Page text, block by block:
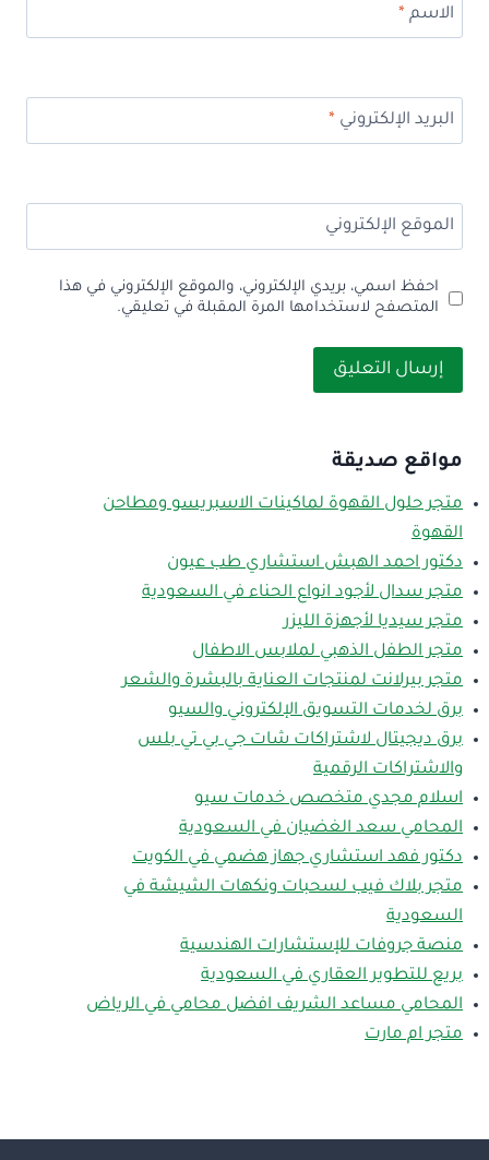
الاسم*
البريد الإلكتروني*
الموقع الإلكتروني
احفظ اسمي، بريدي الإلكتروني، والموقع الإلكتروني في هذا
المتصفح لاستخدامها المرة المقبلة في تعليقي.
مواقع صديقة
متجر حلول القهوة لماكينات الاسبريسو ومطاحن
القهوة
دكتور احمد الهبش استشاري طب عيون
متجر سدال لأجود انواع الحناء في السعودية
متجر سيديا لأجهزة الليزر
متجر الطفل الذهبي لملابس الاطفال
متجر بيرلانت لمنتجات العناية بالبشرة والشعر
برق لخدمات التسويق الإلكتروني والسيو
برق ديجيتال لاشتراكات شات جي بي تي بلس
والاشتراكات الرقمية
اسلام مجدي متخصص خدمات سيو
المحامي سعد الغضيان في السعودية
دكتور فهد استشاري جهاز هضمي في الكويت
متجر بلاك فيب لسحبات ونكهات الشيشة في
السعودية
منصة جروفات للإستشارات الهندسية
بريع للتطوير العقاري في السعودية
المحامي مساعد الشريف افضل محامي في الرياض
متجر ام مارت